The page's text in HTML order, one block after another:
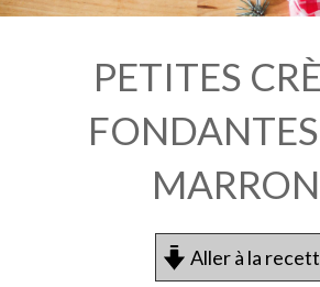
PETITES
Aller à la